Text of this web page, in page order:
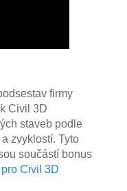
firmy
Civil 3D
staveb podle
zvyklostí. Tyto
součástí bonus
Civil 3D